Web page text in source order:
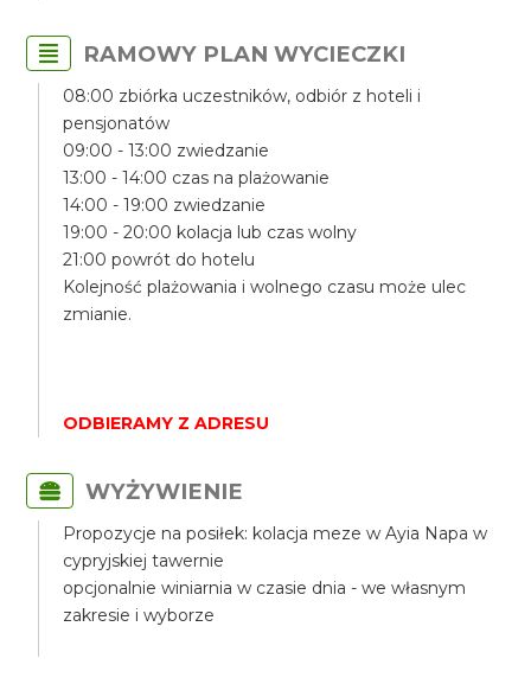
RAMOWY PLAN WYCIECZKI
08:00 zbiórka uczestników, odbiór z hoteli i
pensjonatów
09:00 - 13:00 zwiedzanie
13:00 - 14:00 czas na plażowanie
14:00 - 19:00 zwiedzanie
19:00 - 20:00 kolacja lub czas wolny
21:00 powrót do hotelu
Kolejność plażowania i wolnego czasu może ulec
zmianie.
ODBIERAMY Z ADRESU
WYŻYWIENIE
Propozycje na posiłek: kolacja meze w Ayia Napa w
cypryjskiej tawernie
opcjonalnie winiarnia w czasie dnia - we własnym
zakresie i wyborze